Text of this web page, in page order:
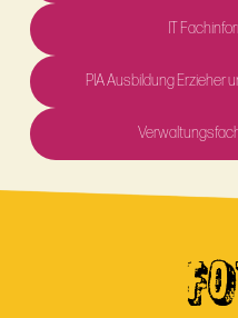
IT
PIA Ausbildung Erzieher